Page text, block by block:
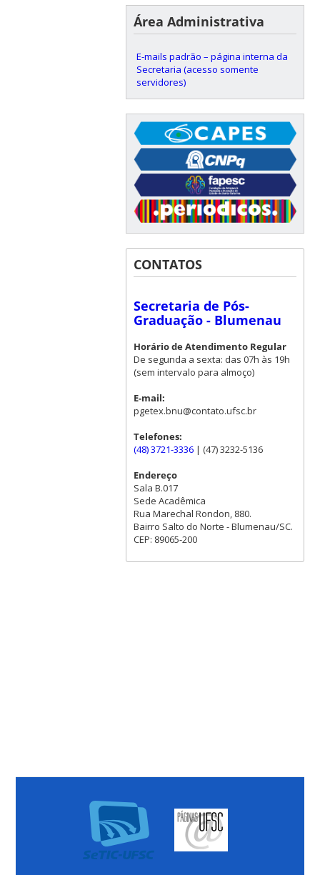
Área Administrativa
E-mails padrão – página interna da
Secretaria (acesso somente
servidores)
CONTATOS
Secretaria de Pós-
Graduação - Blumenau
Horário de Atendimento Regular
De segunda a sexta: das 07h às 19h
(sem intervalo para almoço)
E-mail:
pgetex.bnu@contato.ufsc.br
Telefones:
(48) 3721-3336| (47) 3232-5136
Endereço
Sala B.017
Sede Acadêmica
Rua Marechal Rondon, 880.
Bairro Salto do Norte - Blumenau/SC.
CEP: 89065-200